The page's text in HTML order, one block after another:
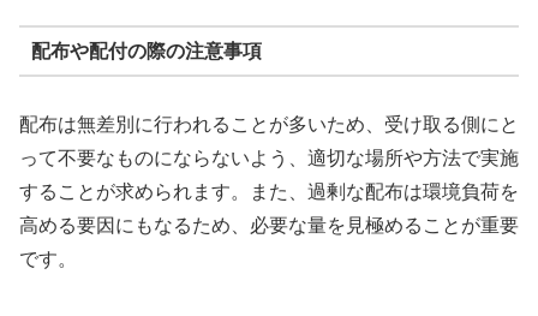
配布や配付の際の注意事項
配布は無差別に行われることが多いため、受け取る側にと
って不要なものにならないよう、適切な場所や方法で実施
することが求められます。また、過剰な配布は環境負荷を
高める要因にもなるため、必要な量を見極めることが重要
です。